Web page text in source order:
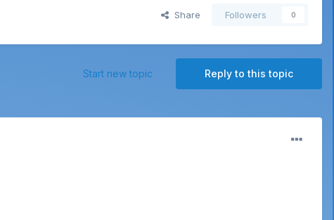
Share Followers 0
Reply to this topic
Start new topic